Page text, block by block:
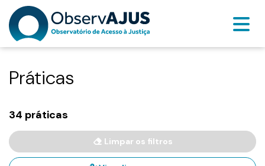
Práticas
34 práticas
Limpar os filtros